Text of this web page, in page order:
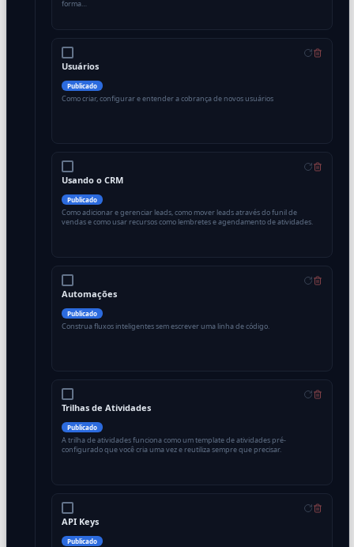
forma…
Usuários
Publicado
Como criar, configurar e entender a cobrança de novos usuários
Usando o CRM
Publicado
Como adicionar e gerenciar leads, como mover leads através do funil de
vendas e como usar recursos como lembretes e agendamento de atividades.
Automações
Publicado
Construa fluxos inteligentes sem escrever uma linha de código.
Trilhas de Atividades
Publicado
A trilha de atividades funciona como um template de atividades pré-
configurado que você cria uma vez e reutiliza sempre que precisar.
API Keys
Publicado